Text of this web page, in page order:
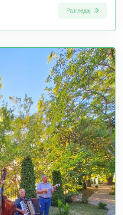
Разгледај